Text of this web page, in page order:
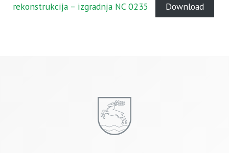
rekonstrukcija – izgradnja NC 0235
Download